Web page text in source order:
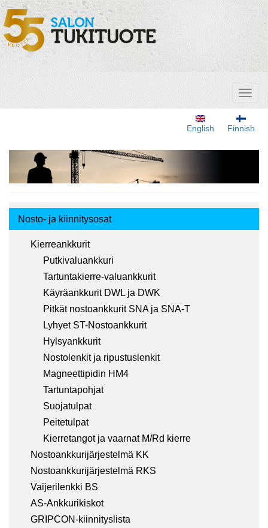
Hyppää
pääsisältöön
Finnish
English
Tuotemenu
Nosto- ja kiinnitysosat
Kierreankkurit
Putkivaluankkuri
Tartuntakierre-valuankkurit
Käyräankkurit DWL ja DWK
Pitkät nostoankkurit SNA ja SNA-T
Lyhyet ST-Nostoankkurit
Hylsyankkurit
Nostolenkit ja ripustuslenkit
Magneettipidin HM4
Tartuntapohjat
Suojatulpat
Peitetulpat
Kierretangot ja vaarnat M/Rd kierre
Nostoankkurijärjestelmä KK
Nostoankkurijärjestelmä RKS
Vaijerilenkki BS
AS-Ankkurikiskot
GRIPCON-kiinnityslista